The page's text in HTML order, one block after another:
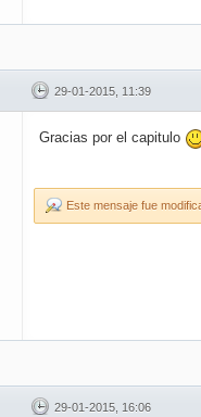
29-01-2015, 11:39
Gracias por el capitulo
Este mensaje fue
29-01-2015, 16:06